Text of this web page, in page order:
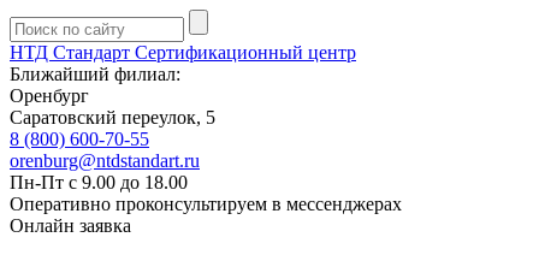
НТД Стандарт Сертификационный центр
Ближайший филиал:
Оренбург
Саратовский переулок, 5
8 (800) 600-70-55
orenburg@ntdstandart.ru
Пн-Пт с 9.00 до 18.00
Оперативно проконсультируем в мессенджерах
Онлайн заявка